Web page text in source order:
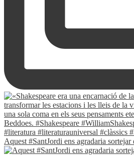
Aquest #SantJordi ens agradaria sortejar